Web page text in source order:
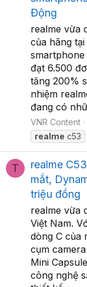
Động
realme vừa
của hãng
đạt 6.500
tăng 200%
nhiệm
đang có
VNR Content
realme c53
T
realme
mắt,
triệu đồng
realme vừa
Việt Nam.
dòng C của
cụm
Mini
công nghệ